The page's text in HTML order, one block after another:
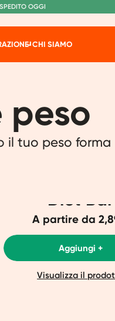
OGGI
DA €60
CHI SIAMO
peso
il tuo peso forma
Diet Bar
A partire da
Aggiungi +
Visualizza il